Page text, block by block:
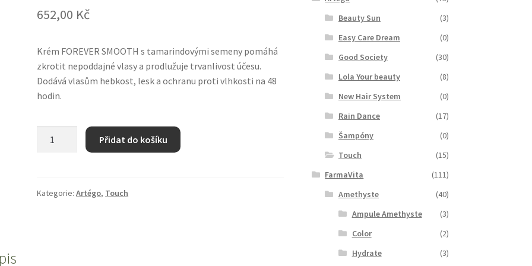
652,00 Kč
Krém FOREVER SMOOTH s tamarindovými semeny pomáhá
zkrotit nepoddajné vlasy a prodlužuje trvanlivost účesu.
Dodává vlasům hebkost, lesk a ochranu proti vlhkosti na 48
hodin.
artego
Přidat do košíku
Kategorie:Artégo, Touch
Beauty Sun
(3)
Easy Care Dream
(0)
Good Society
(30)
Lola Your beauty
(8)
New Hair System
(0)
Rain Dance
(17)
Šampóny
(0)
Touch
(15)
FarmaVita
(111)
Amethyste
(40)
Ampule Amethyste
(3)
Color
(2)
Hydrate
(3)